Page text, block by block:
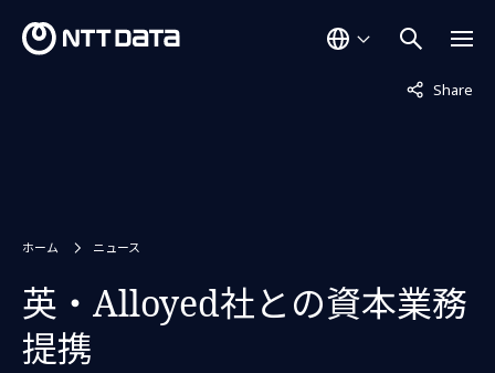
Share
非表示中
ホーム ニュース
英・Alloyed社との資本業務
提携